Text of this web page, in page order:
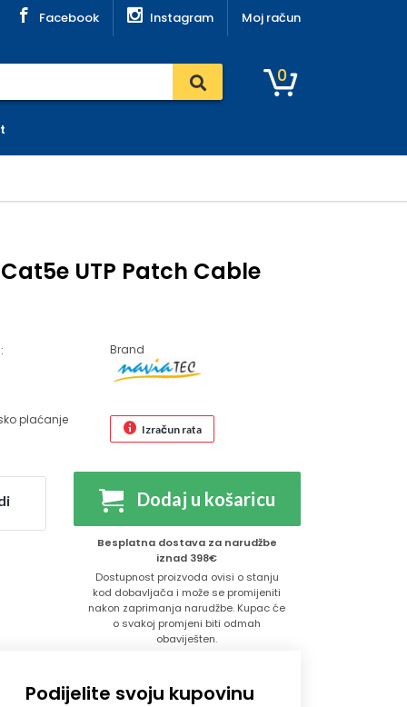
Facebook Instagram Moj račun
0
UTP Patch Cable
plaćanje
Brand
Izračun rata
Dodaj u košaricu
Besplatna dostava za narudžbe
iznad 398€
Dostupnost proizvoda ovisi o stanju
kod dobavljača i može se promijeniti
nakon zaprimanja narudžbe. Kupac će
o svakoj promjeni biti odmah
obaviješten.
Podijelite svoju kupovinu